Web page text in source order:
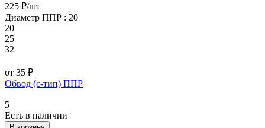
225 ₽/шт
Диаметр ППР : 20
20
25
32
от 35 ₽
Обвод (с-тип) ППР
5
Есть в наличии